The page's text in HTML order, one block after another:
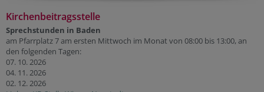
Kirchenbeitragsstelle
Sprechstunden in Baden
am Pfarrplatz 7 am ersten Mittwoch im Monat von 08:00 bis 13:00, an
den folgenden Tagen:
07. 10. 2026
04. 11. 2026
02. 12. 2026